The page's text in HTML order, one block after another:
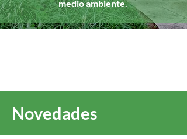
medio ambiente.
Novedades